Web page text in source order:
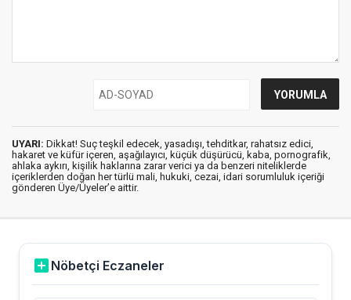
UYARI: Dikkat! Suç teşkil edecek, yasadışı, tehditkar, rahatsız edici,
hakaret ve küfür içeren, aşağılayıcı, küçük düşürücü, kaba, pornografik,
ahlaka aykırı, kişilik haklarına zarar verici ya da benzeri niteliklerde
içeriklerden doğan her türlü mali, hukuki, cezai, idari sorumluluk içeriği
gönderen Üye/Üyeler’e aittir.